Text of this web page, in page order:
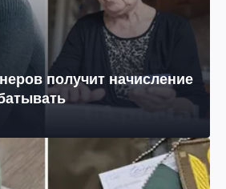
получит начисление